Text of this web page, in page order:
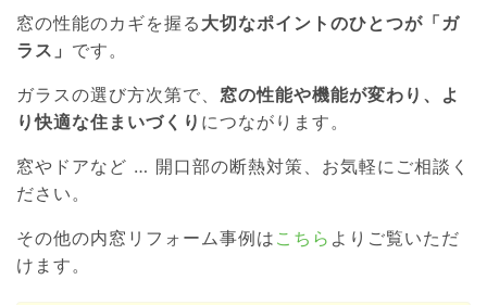
窓の性能のカギを握る 大切なポイントのひとつが「ガ
ラス」 です。
ガラスの選び方次第で、 窓の性能や機能が変わり、よ
り快適な住まいづくり につながります。
窓やドアなど … 開口部の断熱対策、お気軽にご相談く
ださい。
その他の内窓リフォーム事例は こちら よりご覧いただ
けます。